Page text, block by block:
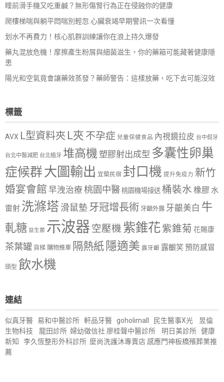
睡前滑手機又吃重鹹？無形傷腎行為正在侵蝕你的健康
爬樓梯喘與躺平悶喘別輕忽 心臟衰竭早期警訊一次看懂
划水不再費力！核心肌群訓練讓你在浪上持久爆發
藥丸混放危機！摩擦產生粉屑與細菌滋生，你的藥箱可能藏著健康隱
患
陽光和空氣竟會讓藥效蒸發？藥師警告：這樣放藥，吃下去可能沒效
標籤
AVX L型資料夾 L夾 不孕症 兒童保健食品 內視鏡拉皮 台中假牙
台北中醫減肥 台北植牙 堆高機塑膠射出成型 多囊性卵巢
症候群大圖輸出 宜蘭民宿 封口機 提升免疫力 新竹
婚宴會館 早洩治療 桃園中醫 桃園機場接送 桶裝水 橡膠 水
雷射 洗滌塔 滑鼠墊 牙冠增長術 牙齦外露 牙齦美白 牛
軋糖 益生菌 示波器 空壓機 紫錐花紫錐菊 花賜康
茶葉罐 貨梯 購物推車 隔熱紙 隱適美 露牙齦 露齦笑預防感冒
頭型 飲水機
連結
似真牙醫 易和中醫診所 軒品牙醫 goholimall 民生醫事X光
昱倫
生物科技
龍田診所 婦幼徵信社 廖桂聲中醫診所 明日美診所 健康
新知
李久恆整形外科診所 麼尚洗護沐專賣店 感應門神板橋殯葬業推
薦